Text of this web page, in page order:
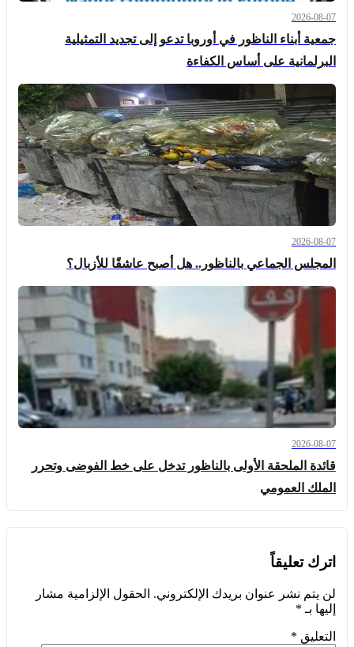
2026-08-07
جمعية أبناء الناظور في أوروبا تدعو إلى تجديد التمثيلية
البرلمانية على أساس الكفاءة
2026-08-07
المجلس الجماعي بالناظور.. هل أصبح عاشقًا للأزبال؟
2026-08-07
قائدة الملحقة الأولى بالناظور تدخل على خط الفوضى وتحرر
الملك العمومي
اترك تعليقاً
لن يتم نشر عنوان بريدك الإلكتروني. الحقول الإلزامية مشار
إليها بـ *
التعليق *